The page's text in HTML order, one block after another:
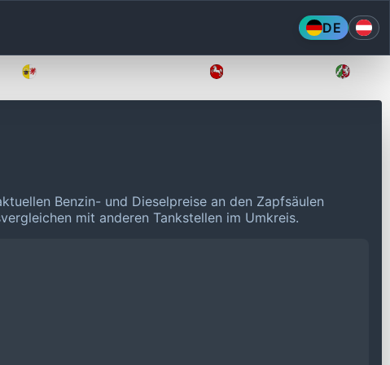
DE
Benzin- und Dieselpreise an den Zapfsäulen
mit anderen Tankstellen im Umkreis.